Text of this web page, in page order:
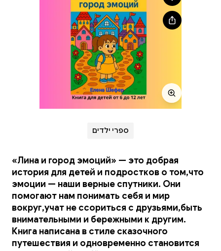
ספרי ילדים
«Лина и город эмоций» — это добрая
история для детей и подростков о том,что
эмоции — наши верные спутники. Они
помогают нам понимать себя и мир
вокруг,учат не ссориться с друзьями,быть
внимательными и бережными к другим.
Книга написана в стиле сказочного
путешествия и одновременно становится